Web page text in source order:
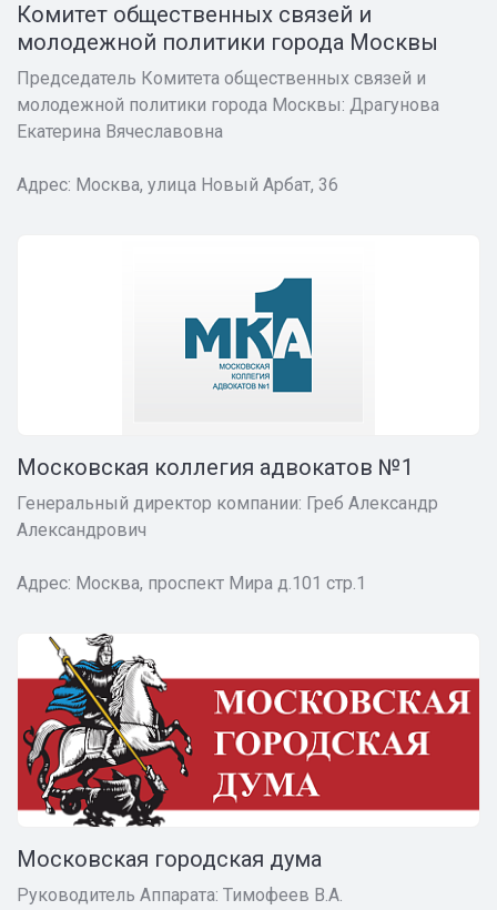
Комитет общественных связей и
молодежной политики города Москвы
Председатель Комитета общественных связей и
молодежной политики города Москвы: Драгунова
Екатерина Вячеславовна
Адрес: Москва, улица Новый Арбат, 36
Московская коллегия адвокатов №1
Генеральный директор компании: Греб Александр
Александрович
Адрес: Москва, проспект Мира д.101 стр.1
Московская городская дума
Руководитель Аппарата: Тимофеев В.А.